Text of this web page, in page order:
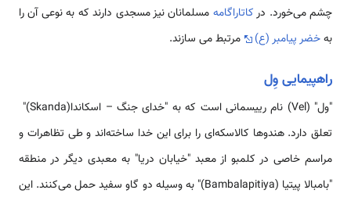
چشم می‌خورد. درکاتاراگامه مسلمانان نیز مسجدی دارند که به نوعی آن را
بهخضر پیامبر (ع) مرتبط می سازند.
راهپیمایی وِل
"ول" (Vel) نام رییسمانی است که به "خدای جنگ – اسکاندا(Skanda)"
تعلق دارد. هندوها کالاسکه‌ای را برای این خدا ساخته‌اند و طی تظاهرات و
مراسم خاصی در کلمبو از معبد "خیابان دریا" به معبدی دیگر در منطقه
"بامبالا پیتیا (Bambalapitiya)" به وسیله دو گاو سفید حمل می‌کنند. این